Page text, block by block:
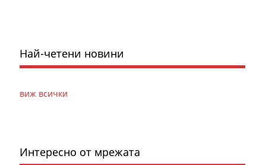
Най-четени новини
виж всички
Интересно от мрежата